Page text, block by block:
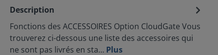
Description
Fonctions des ACCESSOIRES Option CloudGate Vous
trouverez ci-dessous une liste des accessoires qui
ne sont pas livrés en sta… Plus